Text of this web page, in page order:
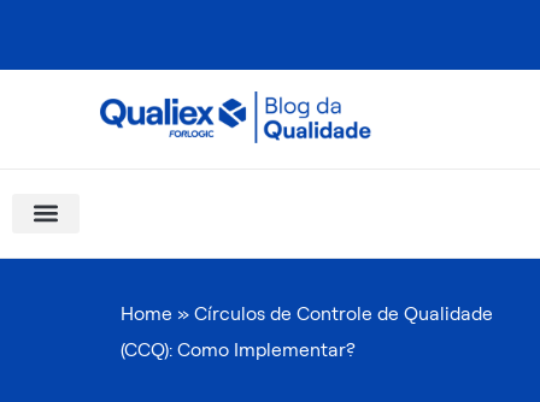
Home » Círculos de Controle de Qualidade
(CCQ): Como Implementar?